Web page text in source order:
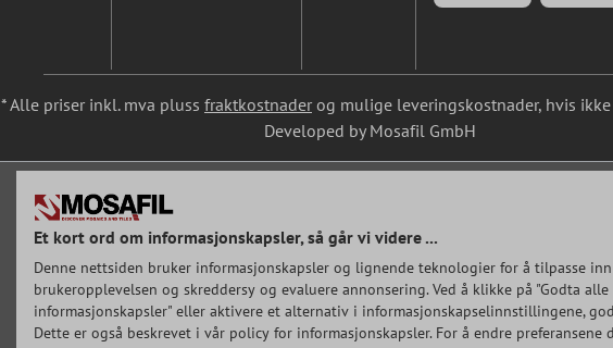
* Alle priser inkl. mva pluss fraktkostnader og mulige leveringskostnader, hvis
Developed by Mosafil GmbH
Et kort ord om informasjonskapsler, så går vi videre ...
Denne nettsiden bruker informasjonskapsler og lignende teknologier for å tilpasse
brukeropplevelsen og skreddersy og evaluere annonsering. Ved å klikke på "Godta alle
informasjonskapsler" eller aktivere et alternativ i informasjonskapselinnstillingene,
Dette er også beskrevet i vår policy for informasjonskapsler. For å endre preferansene